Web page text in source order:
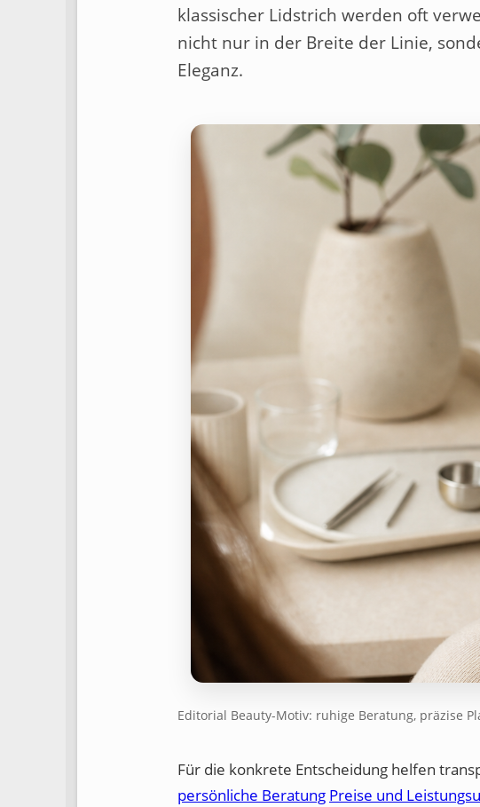
klassischer Lidstrich werden oft
nicht nur in der Breite der Linie,
Eleganz.
Editorial Beauty-Motiv: ruhige Beratung, präzise
Für die konkrete Entscheidung helfen
persönliche Beratung Preise und